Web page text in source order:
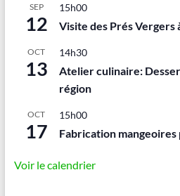
SEP
12
15h00
Visite des Prés Vergers
OCT
13
14h30
Atelier culinaire:
région
OCT
17
15h00
Fabrication
Voir le calendrier